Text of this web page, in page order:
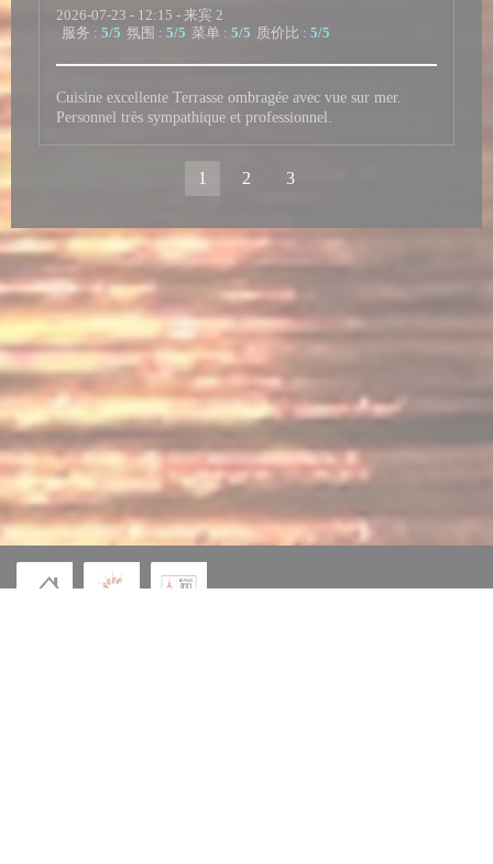
2026-07-23 - 12:15 - 来宾 2
服务 : 5/5 氛围 : 5/5 菜单 : 5/5 质价比 : 5/5
Cuisine excellente Terrasse ombragée avec vue sur mer.
Personnel très sympathique et professionnel.
1 2 3